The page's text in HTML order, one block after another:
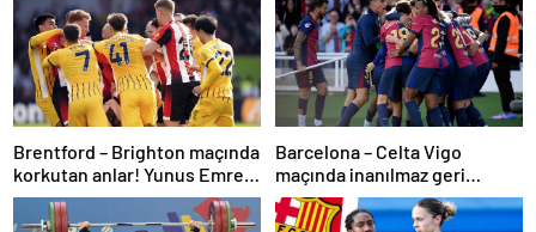
Brentford – Brighton maçında
korkutan anlar! Yunus Emre
Konak oyuna devam
edemedi…
Barcelona – Celta Vigo
maçında inanılmaz geri
dönüş! Raphinha maça
damga vurdu